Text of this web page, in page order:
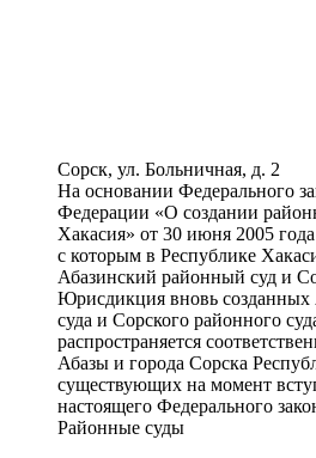
Сорск, ул. Больничная, д. 2
На основании Федерального
Федерации «О создании
Хакасия» от 30 июня 2005
с которым в Республике
Абазинский районный суд и
Юрисдикция вновь созданных
суда и Сорского районного
распространяется
Абазы и города Сорска
существующих на момент
настоящего Федерального
Районные суды